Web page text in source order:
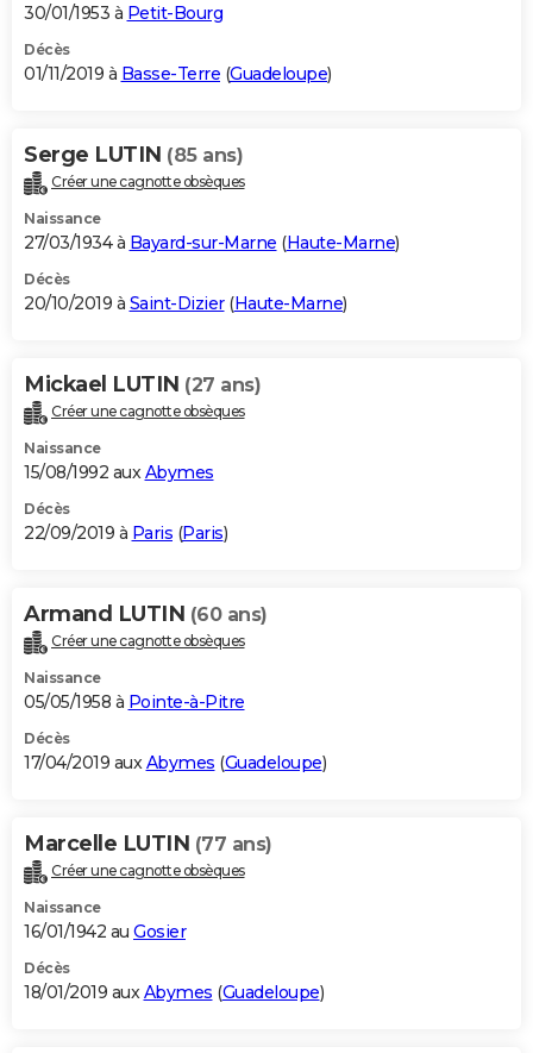
30/01/1953 à Petit-Bourg
Décès
01/11/2019 à Basse-Terre (Guadeloupe)
Serge LUTIN (85 ans)
Créer une cagnotte obsèques
Naissance
27/03/1934 à Bayard-sur-Marne (Haute-Marne)
Décès
20/10/2019 à Saint-Dizier(Haute-Marne)
Mickael LUTIN (27 ans)
Créer une cagnotte obsèques
Naissance
15/08/1992 auxAbymes
Décès
22/09/2019 à Paris (Paris)
Armand LUTIN (60 ans)
Créer une cagnotte obsèques
Naissance
05/05/1958 à Pointe-à-Pitre
Décès
17/04/2019 auxAbymes (Guadeloupe)
Marcelle LUTIN (77 ans)
Créer une cagnotte obsèques
Naissance
16/01/1942 au Gosier
Décès
18/01/2019 auxAbymes (Guadeloupe)